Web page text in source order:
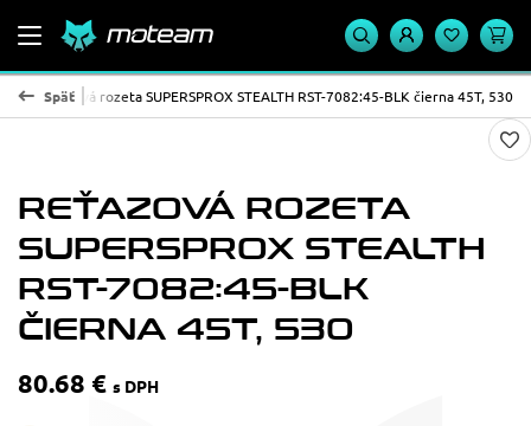
Späť
Reťazová rozeta SUPERSPROX STEALTH RST-7082:45-BLK čierna 45T, 530
REŤAZOVÁ ROZETA
SUPERSPROX STEALTH
RST-7082:45-BLK
ČIERNA 45T, 530
80.68 € s DPH